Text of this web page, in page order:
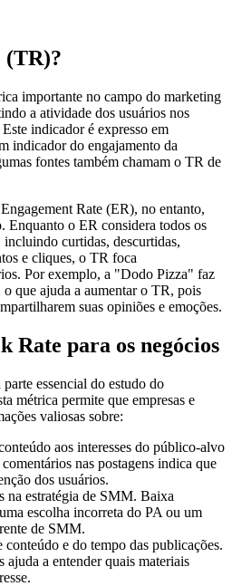
(TR)?
importante no campo do marketing
a atividade dos usuários nos
indicador é expresso em
indicador do engajamento da
fontes também chamam o TR de
Rate (ER), no entanto,
Enquanto o ER considera todos os
curtidas, descurtidas,
e cliques, o TR foca
Por exemplo, a "Dodo Pizza" faz
o que ajuda a aumentar o TR, pois
suas opiniões e emoções.
Rate para os negócios
essencial do estudo do
métrica permite que empresas e
valiosas sobre:
aos interesses do público-alvo
nas postagens indica que
dos usuários.
na estratégia de SMM. Baixa
escolha incorreta do PA ou um
de SMM.
e do tempo das publicações.
ajuda a entender quais materiais